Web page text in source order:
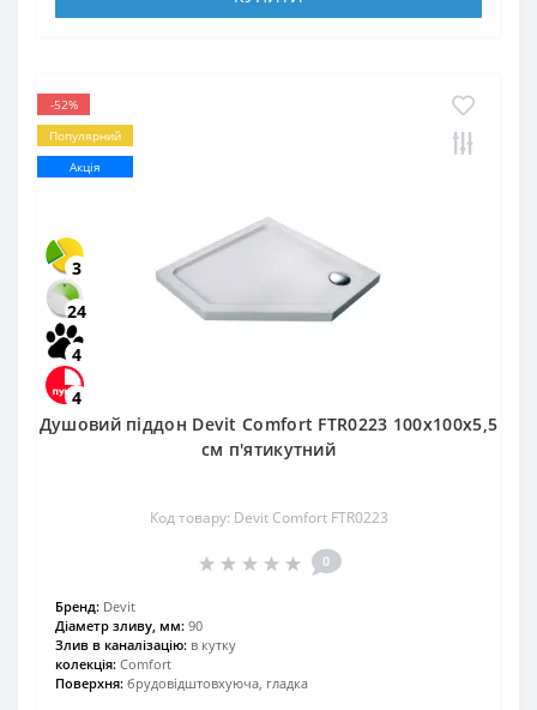
-52%
Популярний
Акція
3
24
4
4
Душовий піддон Devit Comfort FTR0223 100х100х5,5
см п'ятикутний
Код товару: Devit Comfort FTR0223
0
Бренд: Devit
Діаметр зливу, мм: 90
Злив в каналізацію: в кутку
колекція: Comfort
Поверхня: брудовідштовхуюча, гладка